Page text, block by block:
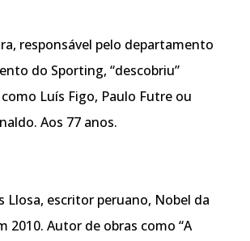
responsável pelo departamento
do Sporting, “descobriu”
Luís Figo, Paulo Futre ou
Aos 77 anos.
Llosa, escritor peruano, Nobel da
2010. Autor de obras como “A